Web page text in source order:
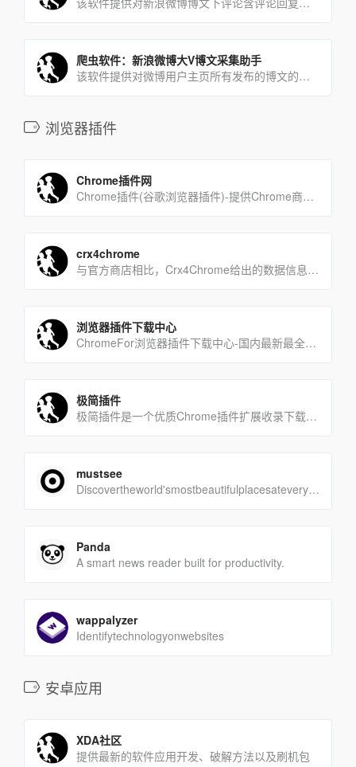
爬虫软件：新浪微博大V博文采集助手
该软件提供对微博用户主页所有发布的博文的采集下载。字段有：微博正文，mid，uid，bid，博文链接(评论链接[…]
浏览器插件
Chrome插件网
Chrome插件(谷歌浏览器插件)-提供Chrome商店中优秀的Chrome插件推荐与下载服务。Chrom[…]
crx4chrome
与官方商店相比，Crx4Chrome给出的数据信息更加全面，热门扩展排行、热门应用排行、最新扩展等不同形式的[…]
浏览器插件下载中心
ChromeFor浏览器插件下载中心-国内最新最全的浏览器chrome插件,应用,主题,下载中心。支持更新[…]
极简插件
极简插件是一个优质Chrome插件扩展收录下载网站，收录热门好用的Chrome插件扩展，国内最方便的插件下载网[…]
mustsee
Discovertheworld'smostbeautifulplacesateveryope[…]
Panda
A smart news reader built for productivity.
wappalyzer
Identifytechnologyonwebsites
安卓应用
XDA社区
提供最新的软件应用开发、破解方法以及刷机包